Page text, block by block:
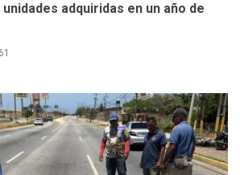
adquiridas en un año de